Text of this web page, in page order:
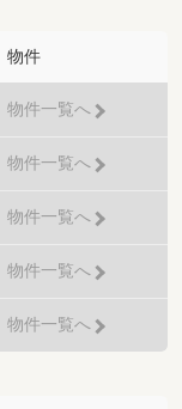
物件
物件一覧へ
物件一覧へ
物件一覧へ
物件一覧へ
物件一覧へ